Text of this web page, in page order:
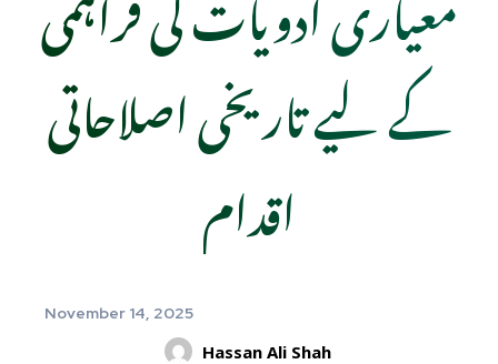
کے لیے تاریخی اصلاحاتی
اقدام
November 14, 2025
Hassan Ali Shah